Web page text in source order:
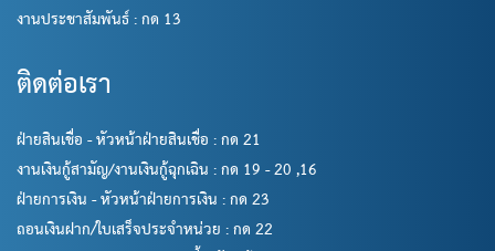
งานประชาสัมพันธ์ : กด 13
ติดต่อเรา
ฝ่ายสินเชื่อ - หัวหน้าฝ่ายสินเชื่อ : กด 21
งานเงินกู้สามัญ/งานเงินกู้ฉุกเฉิน : กด 19 - 20 ,16
ฝ่ายการเงิน - หัวหน้าฝ่ายการเงิน : กด 23
ถอนเงินฝาก/ใบเสร็จประจำหน่วย : กด 22